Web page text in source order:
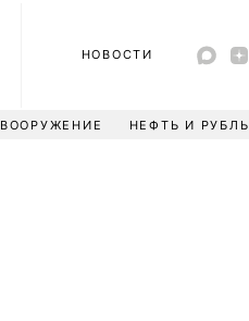
НОВОСТИ
НЕФТЬ И РУБЛЬ